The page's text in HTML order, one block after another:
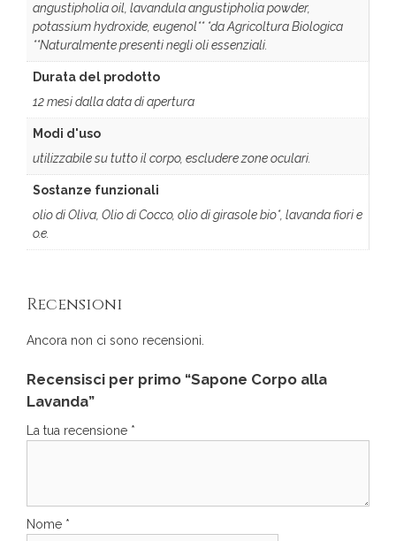
angustipholia oil, lavandula angustipholia powder,
potassium hydroxide, eugenol** *da Agricoltura Biologica
**Naturalmente presenti negli oli essenziali.
Durata del prodotto
12 mesi dalla data di apertura
Modi d'uso
utilizzabile su tutto il corpo, escludere zone oculari.
Sostanze funzionali
olio di Oliva, Olio di Cocco, olio di girasole bio*, lavanda fiori e
o.e.
Recensioni
Ancora non ci sono recensioni.
Recensisci per primo “Sapone Corpo alla
Lavanda”
La tua recensione *
Nome *